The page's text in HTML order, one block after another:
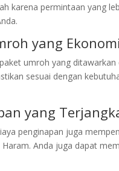
karena permintaan yang
yang
umroh yang
sesuai dengan
yang
penginapan juga
Anda juga dapat